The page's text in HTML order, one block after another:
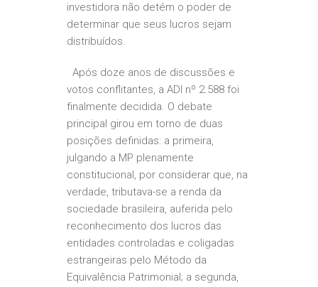
investidora não detém o poder de
determinar que seus lucros sejam
distribuídos.
Após doze anos de discussões e
votos conflitantes, a ADI nº 2.588 foi
finalmente decidida. O debate
principal girou em torno de duas
posições definidas: a primeira,
julgando a MP plenamente
constitucional, por considerar que, na
verdade, tributava-se a renda da
sociedade brasileira, auferida pelo
reconhecimento dos lucros das
entidades controladas e coligadas
estrangeiras pelo Método da
Equivalência Patrimonial; a segunda,